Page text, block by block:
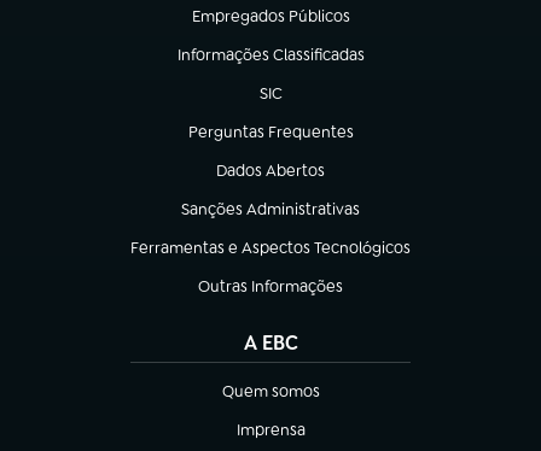
Empregados Públicos
(abre em nova aba)
Informações Classificadas
(abre em nova aba)
SIC
(abre em nova aba)
Perguntas Frequentes
(abre em nova aba)
Dados Abertos
(abre em nova aba)
Sanções Administrativas
(abre em nova aba)
Ferramentas e Aspectos Tecnológicos
(abre em nova aba)
Outras Informações
(abre em nova aba)
A EBC
Quem somos
(abre em nova aba)
Imprensa
(abre em nova aba)